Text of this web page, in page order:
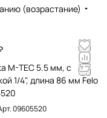
(возрастание)
M-TEC 5.5 мм, с
1/4", длина 86 мм Felo
09605520